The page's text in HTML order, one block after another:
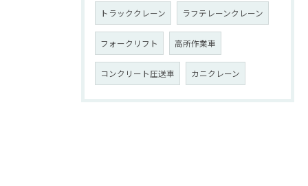
トラッククレーン ラフテレーンクレーン
フォークリフト 高所作業車
コンクリート圧送車 カニクレーン